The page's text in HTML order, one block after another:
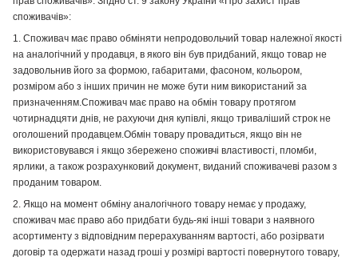
споживачів»:
1. Споживач має право обміняти непродовольчий товар належної якості
на аналогічний у продавця, в якого він був придбаний, якщо товар не
задовольнив його за формою, габаритами, фасоном, кольором,
розміром або з інших причин не може бути ним використаний за
призначенням.Споживач має право на обмін товару протягом
чотирнадцяти днів, не рахуючи дня купівлі, якщо триваліший строк не
оголошений продавцем.Обмін товару провадиться, якщо він не
використовувався і якщо збережено споживчі властивості, пломби,
ярлики, а також розрахунковий документ, виданий споживачеві разом з
проданим товаром.
2. Якщо на момент обміну аналогічного товару немає у продажу,
споживач має право або придбати будь-які інші товари з наявного
асортименту з відповідним перерахуванням вартості, або розірвати
договір та одержати назад гроші у розмірі вартості повернутого товару,